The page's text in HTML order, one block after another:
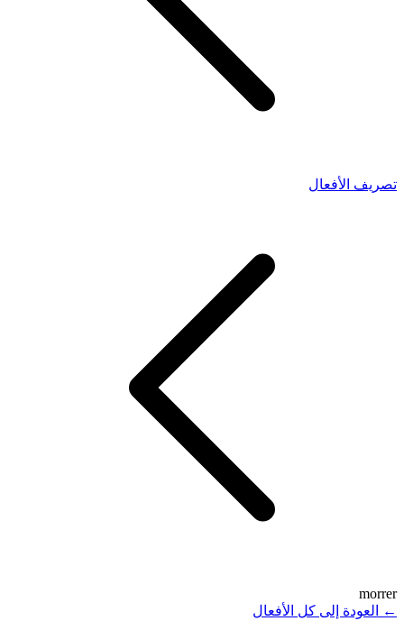
تصريف الأفعال
morrer
←
العودة إلى كل الأفعال